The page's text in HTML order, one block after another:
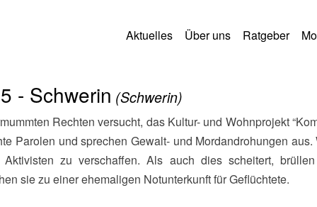
Aktuelles Über uns Ratgeber
- Schwerin (Schwerin)
Parolen und sprechen Gewalt- und Mordandrohungen
zu verschaffen. Als auch dies scheitert,
sie zu einer ehemaligen Notunterkunft für Geflüchtete.